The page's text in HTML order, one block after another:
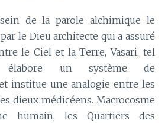
de la parole alchimique le
le Dieu architecte qui a assuré
le Ciel et la Terre, Vasari, tel
élabore un système de
institue une analogie entre les
dieux médicéens. Macrocosme
humain, les Quartiers des